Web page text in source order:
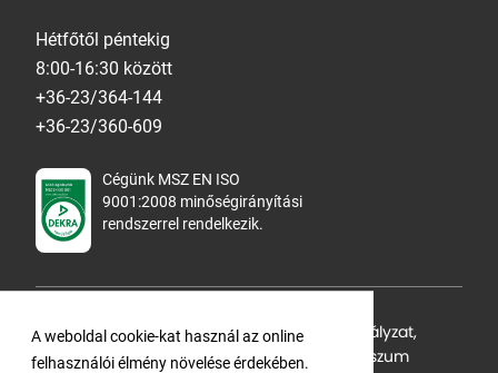
A weboldal cookie-kat használ az online
felhasználói élmény növelése érdekében.
Hétfőtől péntekig
8:00-16:30 között
+36-23/364-144
+36-23/360-609
Cégünk MSZ EN ISO
9001:2008 minőségirányítási
rendszerrel rendelkezik.
Adatvédelmi tájékoztató,Cookie Szabályzat,
Felhasználási feltételek,ÁSZF Impresszum